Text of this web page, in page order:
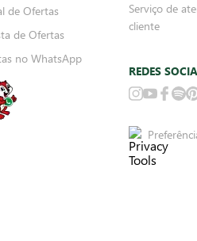
de Ofertas
de Ofertas
no WhatsApp
Serviço de
cliente
REDES